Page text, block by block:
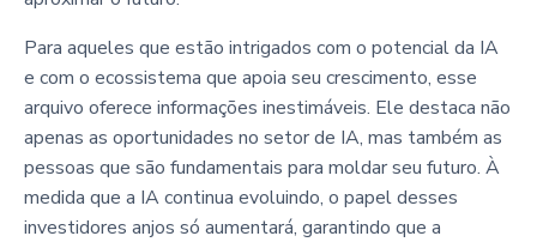
Para aqueles que estão intrigados com o potencial da IA
e com o ecossistema que apoia seu crescimento, esse
arquivo oferece informações inestimáveis. Ele destaca não
apenas as oportunidades no setor de IA, mas também as
pessoas que são fundamentais para moldar seu futuro. À
medida que a IA continua evoluindo, o papel desses
investidores anjos só aumentará, garantindo que a